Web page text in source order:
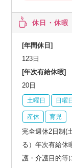
休日・休暇
[年間休日]
123日
[年次有給休暇]
20日
土曜日 日曜
産休 育児
完全週休2日制(
る）年次有給休
護・介護目的等